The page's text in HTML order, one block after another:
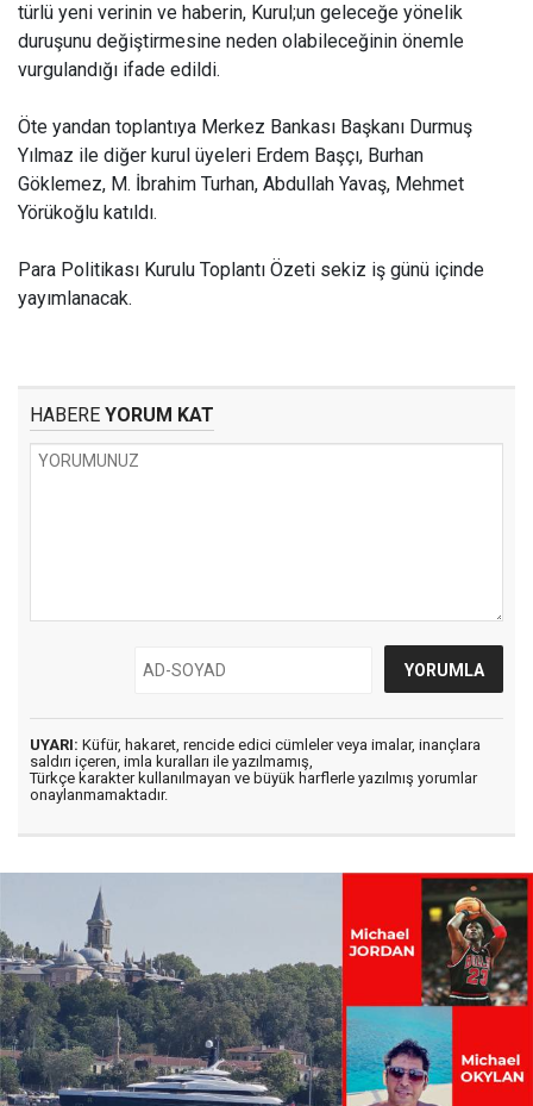
türlü yeni verinin ve haberin, Kurul;un geleceğe yönelik
duruşunu değiştirmesine neden olabileceğinin önemle
vurgulandığı ifade edildi.
Öte yandan toplantıya Merkez Bankası Başkanı Durmuş
Yılmaz ile diğer kurul üyeleri Erdem Başçı, Burhan
Göklemez, M. İbrahim Turhan, Abdullah Yavaş, Mehmet
Yörükoğlu katıldı.
Para Politikası Kurulu Toplantı Özeti sekiz iş günü içinde
yayımlanacak.
HABERE YORUM KAT
UYARI: Küfür, hakaret, rencide edici cümleler veya imalar, inançlara
saldırı içeren, imla kuralları ile yazılmamış,
Türkçe karakter kullanılmayan ve büyük harflerle yazılmış yorumlar
onaylanmamaktadır.